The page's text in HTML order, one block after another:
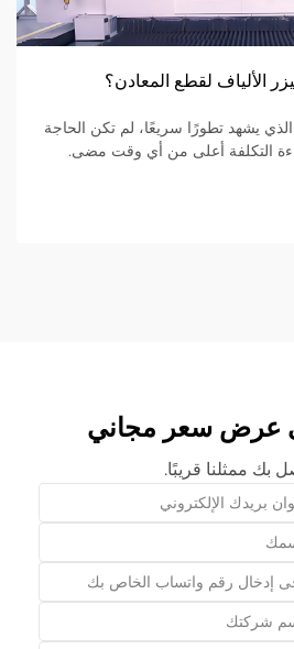
الألياف لقطع المعادن؟
يشهد تطورًا سريعًا، لم تكن الحاجة
التكلفة أعلى من أي وقت مضى.
عرض سعر مجاني
بك ممثلنا قريبًا.